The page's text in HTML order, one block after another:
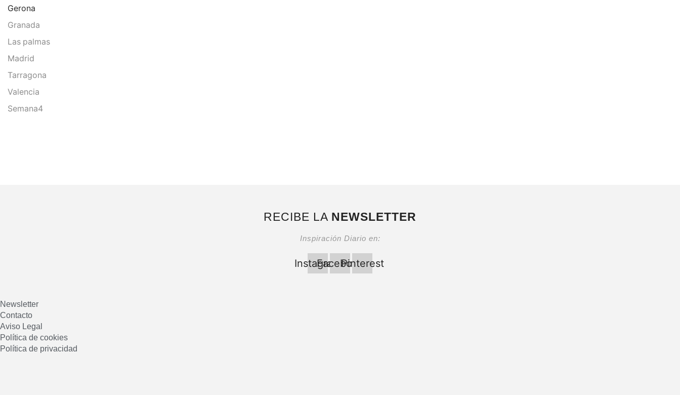
Gerona
Granada
Las palmas
Madrid
Tarragona
Valencia
Semana4
RECIBE LA NEWSLETTER
Inspiración Diario en:
Instagram
Facebook
Pinterest
Newsletter
Contacto
Aviso Legal
Política de cookies
Política de privacidad